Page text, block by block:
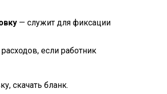
— служит для фиксации
если работник
скачать бланк.